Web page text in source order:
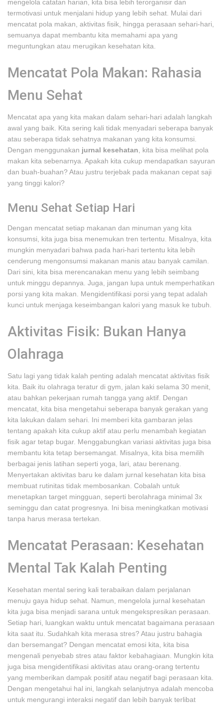
mengelola catatan harian, kita bisa lebih terorganisir dan
termotivasi untuk menjalani hidup yang lebih sehat. Mulai dari
mencatat pola makan, aktivitas fisik, hingga perasaan sehari-hari,
semuanya dapat membantu kita memahami apa yang
meguntungkan atau merugikan kesehatan kita.
Mencatat Pola Makan: Rahasia
Menu Sehat
Mencatat apa yang kita makan dalam sehari-hari adalah langkah
awal yang baik. Kita sering kali tidak menyadari seberapa banyak
atau seberapa tidak sehatnya makanan yang kita konsumsi.
Dengan menggunakan jurnal kesehatan , kita bisa melihat pola
makan kita sebenarnya. Apakah kita cukup mendapatkan sayuran
dan buah-buahan? Atau justru terjebak pada makanan cepat saji
yang tinggi kalori?
Menu Sehat Setiap Hari
Dengan mencatat setiap makanan dan minuman yang kita
konsumsi, kita juga bisa menemukan tren tertentu. Misalnya, kita
mungkin menyadari bahwa pada hari-hari tertentu kita lebih
cenderung mengonsumsi makanan manis atau banyak camilan.
Dari sini, kita bisa merencanakan menu yang lebih seimbang
untuk minggu depannya. Juga, jangan lupa untuk memperhatikan
porsi yang kita makan. Mengidentifikasi porsi yang tepat adalah
kunci untuk menjaga keseimbangan kalori yang masuk ke tubuh.
Aktivitas Fisik: Bukan Hanya
Olahraga
Satu lagi yang tidak kalah penting adalah mencatat aktivitas fisik
kita. Baik itu olahraga teratur di gym, jalan kaki selama 30 menit,
atau bahkan pekerjaan rumah tangga yang aktif. Dengan
mencatat, kita bisa mengetahui seberapa banyak gerakan yang
kita lakukan dalam sehari. Ini memberi kita gambaran jelas
tentang apakah kita cukup aktif atau perlu menambah kegiatan
fisik agar tetap bugar. Menggabungkan variasi aktivitas juga bisa
membantu kita tetap bersemangat. Misalnya, kita bisa memilih
berbagai jenis latihan seperti yoga, lari, atau berenang.
Menyertakan aktivitas baru ke dalam jurnal kesehatan kita bisa
membuat rutinitas tidak membosankan. Cobalah untuk
menetapkan target mingguan, seperti berolahraga minimal 3x
seminggu dan catat progresnya. Ini bisa meningkatkan motivasi
tanpa harus merasa tertekan.
Mencatat Perasaan: Kesehatan
Mental Tak Kalah Penting
Kesehatan mental sering kali terabaikan dalam perjalanan
menuju gaya hidup sehat. Namun, mengelola jurnal kesehatan
kita juga bisa menjadi sarana untuk mengekspresikan perasaan.
Setiap hari, luangkan waktu untuk mencatat bagaimana perasaan
kita saat itu. Sudahkah kita merasa stres? Atau justru bahagia
dan bersemangat? Dengan mencatat emosi kita, kita bisa
mengenali penyebab stres atau faktor kebahagiaan. Mungkin kita
juga bisa mengidentifikasi aktivitas atau orang-orang tertentu
yang memberikan dampak positif atau negatif bagi perasaan kita.
Dengan mengetahui hal ini, langkah selanjutnya adalah mencoba
untuk mengurangi interaksi negatif dan lebih banyak terlibat